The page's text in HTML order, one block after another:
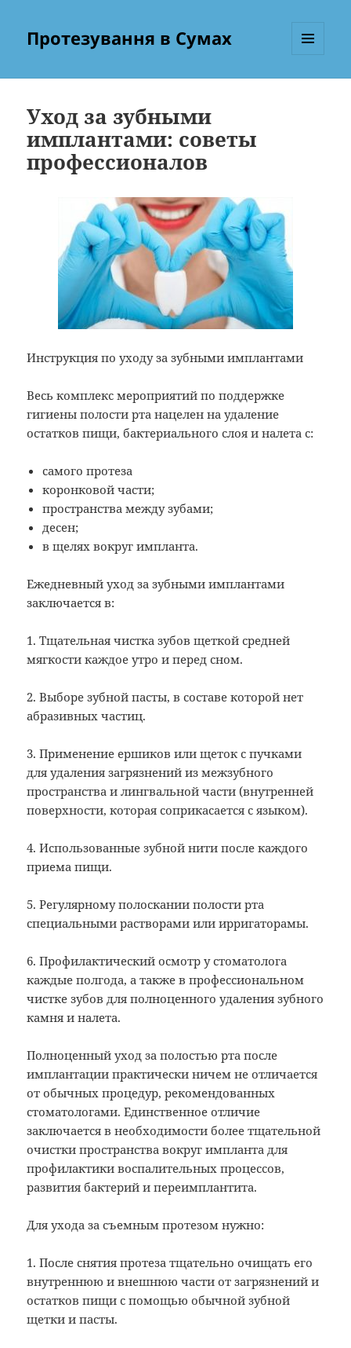
Протезування в Сумах
Уход за зубными
имплантами: советы
профессионалов
Инструкция по уходу за зубными имплантами
Весь комплекс мероприятий по поддержке
гигиены полости рта нацелен на удаление
остатков пищи, бактериального слоя и налета с:
самого протеза
коронковой части;
пространства между зубами;
десен;
в щелях вокруг импланта.
Ежедневный уход за зубными имплантами
заключается в:
1. Тщательная чистка зубов щеткой средней
мягкости каждое утро и перед сном.
2. Выборе зубной пасты, в составе которой нет
абразивных частиц.
3. Применение ершиков или щеток с пучками
для удаления загрязнений из межзубного
пространства и лингвальной части (внутренней
поверхности, которая соприкасается с языком).
4. Использованные зубной нити после каждого
приема пищи.
5. Регулярному полоскании полости рта
специальными растворами или ирригаторамы.
6. Профилактический осмотр у стоматолога
каждые полгода, а также в профессиональном
чистке зубов для полноценного удаления зубного
камня и налета.
Полноценный уход за полостью рта после
имплантации практически ничем не отличается
от обычных процедур, рекомендованных
стоматологами. Единственное отличие
заключается в необходимости более тщательной
очистки пространства вокруг импланта для
профилактики воспалительных процессов,
развития бактерий и переимплантита.
Для ухода за съемным протезом нужно:
1. После снятия протеза тщательно очищать его
внутреннюю и внешнюю части от загрязнений и
остатков пищи с помощью обычной зубной
щетки и пасты.